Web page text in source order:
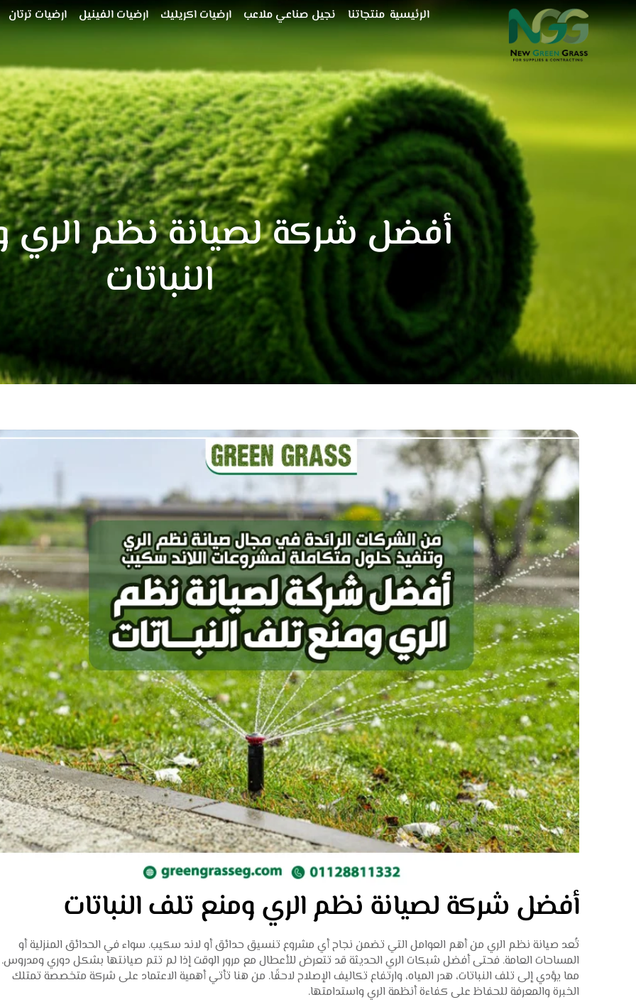
إلى
الرئيسية منتجاتنا نجيل صناعي ملاعب ارضيات اكريليك ارضيات الفينيل ارضيات ترتان
أفضل شركة لصيانة نظم الري
النباتات
أفضل شركة لصيانة نظم الري ومنع تلف النباتات
تُعد صيانة نظم الري من أهم العوامل التي تضمن نجاح أي مشروع تنسيق حدائقأو لاند سكيب. سواء في الحدائق المنزلية أو
المساحات العامة. فحتى أفضل شبكات الري الحديثة قد تتعرض للأعطال مع مرور الوقت إذا لم تتم صيانتها بشكل دوري ومدروس.
مما يؤدي إلى تلف النباتات، هدر المياه، وارتفاع تكاليف الإصلاح لاحقًا. من هنا تأتي أهمية الاعتماد على شركة متخصصة تمتلك
الخبرة والمعرفة للحفاظ على كفاءة أنظمة الري واستدامتها.